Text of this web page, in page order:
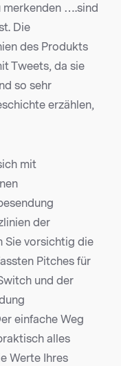
merkenden ….sind
Die
des Produkts
Tweets, da sie
so sehr
erzählen,
mit
der
Sie vorsichtig die
Pitches für
und der
einfache Weg
alles
Werte Ihres